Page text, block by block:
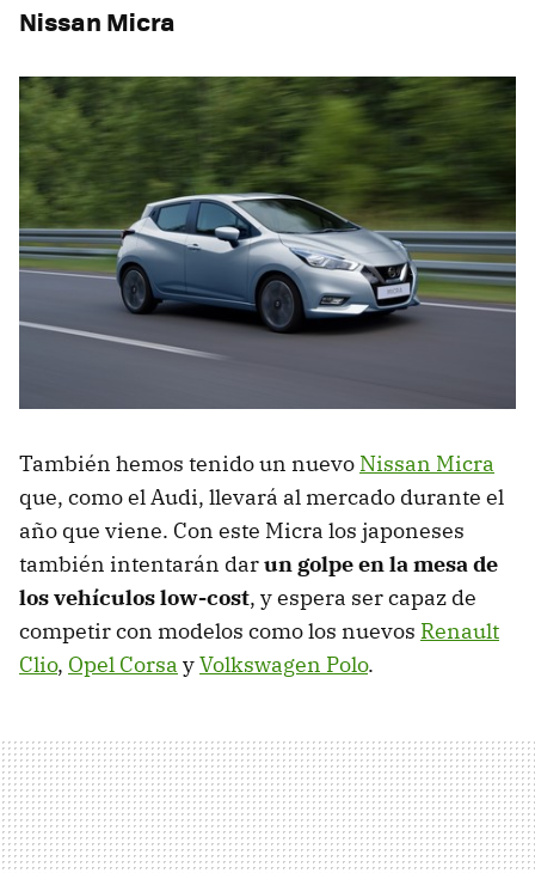
Nissan Micra
También hemos tenido un nuevo Nissan Micra
que, como el Audi, llevará al mercado durante el
año que viene. Con este Micra los japoneses
también intentarán darun golpe en la mesa de
los vehículos low-cost, y espera ser capaz de
competir con modelos como los nuevos Renault
Clio, Opel Corsa yVolkswagen Polo.